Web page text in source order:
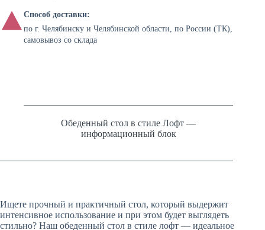
Способ доставки:
по г. Челябинску и Челябинской области, по России (ТК),
самовывоз со склада
Обеденный стол в стиле Лофт —
информационный блок
Ищете прочный и практичный стол, который выдержит
интенсивное использование и при этом будет выглядеть
стильно? Наш обеденный стол в стиле лофт — идеальное